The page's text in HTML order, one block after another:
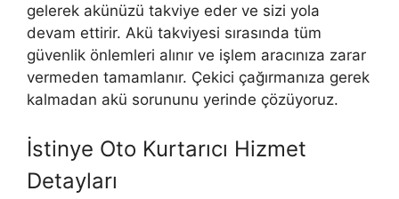
gelerek akünüzü takviye eder ve sizi yola
devam ettirir. Akü takviyesi sırasında tüm
güvenlik önlemleri alınır ve işlem aracınıza zarar
vermeden tamamlanır. Çekici çağırmanıza gerek
kalmadan akü sorununu yerinde çözüyoruz.
İstinye Oto Kurtarıcı Hizmet
Detayları